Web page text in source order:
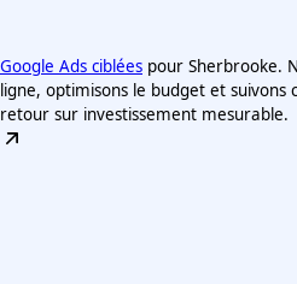
Google Ads ciblées pour Sherbrooke.
ligne, optimisons le budget et suivons
retour sur investissement mesurable.